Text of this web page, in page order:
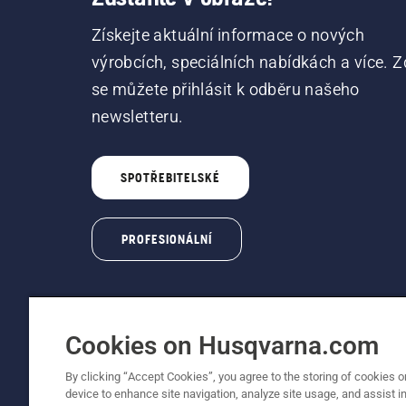
Získejte aktuální informace o nových
výrobcích, speciálních nabídkách a více.
se můžete přihlásit k odběru našeho
newsletteru.
SPOTŘEBITELSKÉ
PROFESIONÁLNÍ
© Husqvarna AB (publ). Všechna práva
Cookies on Husqvarna.com
By clicking “Accept Cookies”, you agree to the storing of cookies
device to enhance site navigation, analyze site usage, and assist